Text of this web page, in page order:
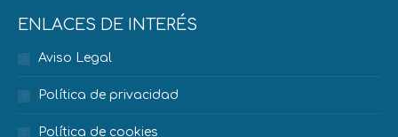
ENLACES DE INTERÉS
Aviso Legal
Política de privacidad
Política de cookies